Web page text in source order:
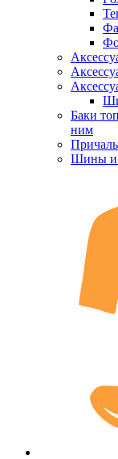
Баки
ним
Шины и